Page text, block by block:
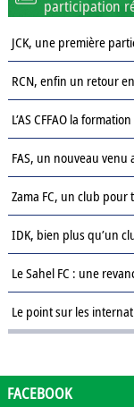
participation
JCK, une première
RCN, enfin un retour
L’AS CFFAO la
FAS, un nouveau venu
Zama FC, un club pour
IDK, bien plus qu’un
Le Sahel FC : une
Le point sur les
Présentation des clubs
FACEBOOK